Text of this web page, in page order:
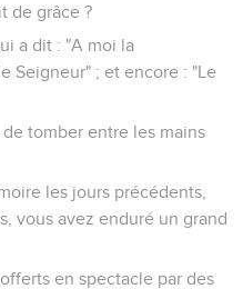
de grâce ?
a dit : "A moi la
Seigneur" ; et encore : "Le
tomber entre les mains
les jours précédents,
vous avez enduré un grand
en spectacle par des